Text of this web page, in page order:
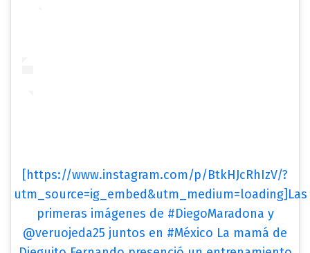
[https://www.instagram.com/p/BtkHJcRhIzV/?
utm_source=ig_embed&utm_medium=loading]Las
primeras imágenes de #DiegoMaradona y
@veruojeda25 juntos en #México La mamá de